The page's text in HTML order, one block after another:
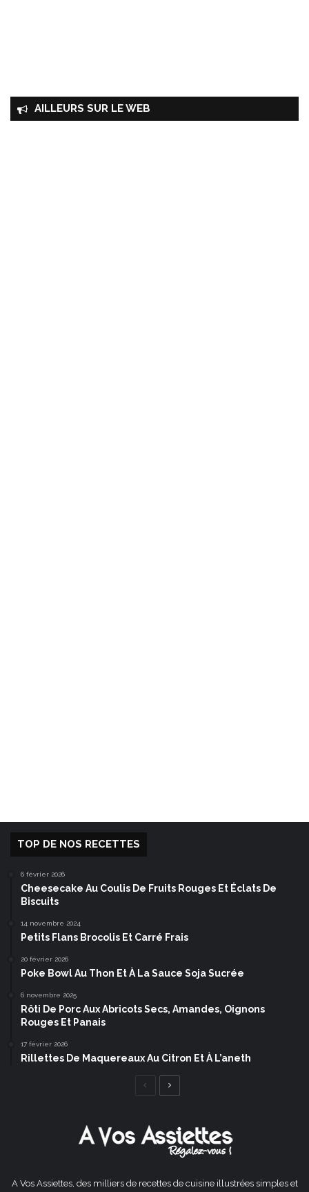
AILLEURS SUR LE WEB
TOP DE NOS RECETTES
6 février 2026
Cheesecake Au Coulis De Fruits Rouges Et Éclats De
Biscuits
14 novembre 2024
Petits Flans Brocolis Et Carré Frais
20 février 2026
Poke Bowl Au Thon Et À La Sauce Soja Sucrée
6 novembre 2025
Rôti De Porc Aux Abricots Secs, Amandes, Oignons
Rouges Et Panais
17 février 2026
Rillettes De Maquereaux Au Citron Et À L’aneth
Page
A Vos Assiettes, des milliers de recettes de cuisine illustrées simples et